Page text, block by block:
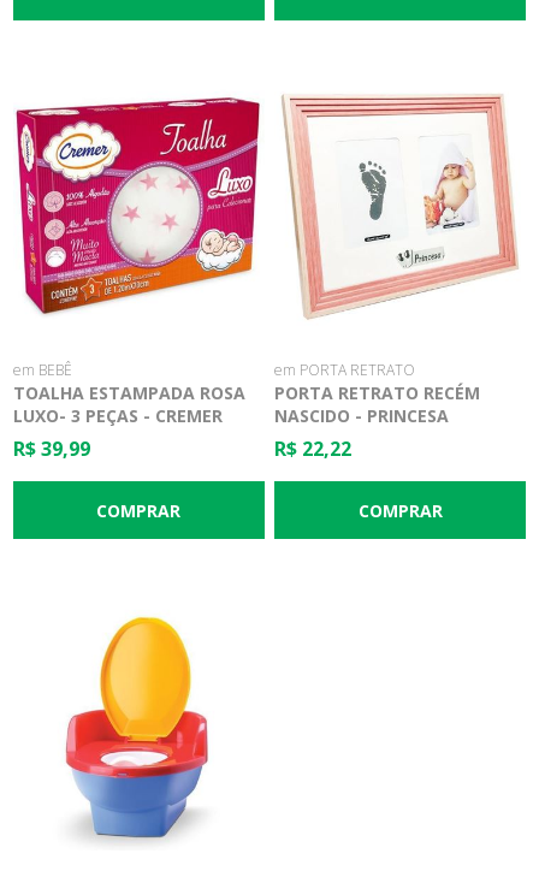
em BEBÊ
TOALHA ESTAMPADA ROSA
LUXO- 3 PEÇAS - CREMER
R$ 39,99
em PORTA RETRATO
PORTA RETRATO RECÉM
NASCIDO - PRINCESA
R$ 22,22